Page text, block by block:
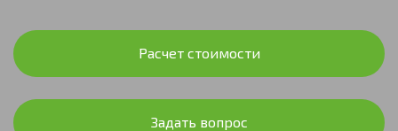
Расчет стоимости
Задать вопрос